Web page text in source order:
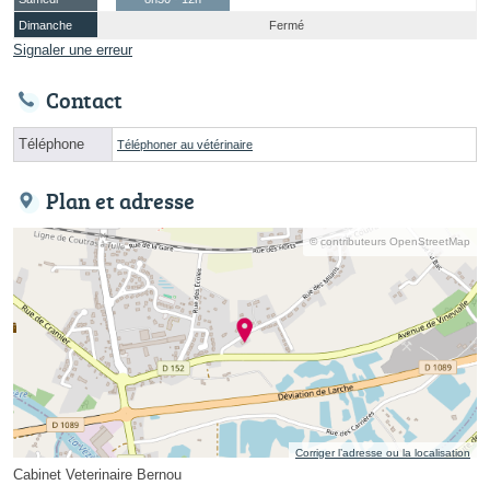
Dimanche
Fermé
Signaler une erreur
Contact
Téléphone Téléphoner au vétérinaire
Plan et adresse
© contributeurs OpenStreetMap
Corriger l’adresse ou la localisation
Cabinet Veterinaire Bernou